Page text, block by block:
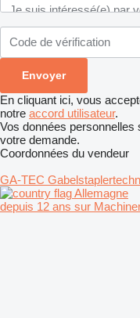
En cliquant ici, vous
notre accord utilisateur.
Vos données personnelles
votre demande.
Coordonnées du vendeur
GA-TEC
Allemagne
depuis 12 ans sur